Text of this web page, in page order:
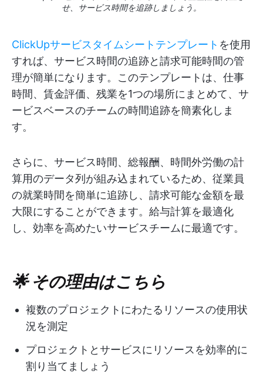
せ、サービス時間を追跡しましょう。
ClickUpサービスタイムシートテンプレート を使用
すれば、サービス時間の追跡と請求可能時間の管
理が簡単になります。このテンプレートは、仕事
時間、賃金評価、残業を1つの場所にまとめて、サ
ービスベースのチームの時間追跡を簡素化しま
す。
さらに、サービス時間、総報酬、時間外労働の計
算用のデータ列が組み込まれているため、従業員
の就業時間を簡単に追跡し、請求可能な金額を最
大限にすることができます。給与計算を最適化
し、効率を高めたいサービスチームに最適です。
🌟 その理由はこちら
複数のプロジェクトにわたるリソースの使用状
況を測定
プロジェクトとサービスにリソースを効率的に
割り当てましょう